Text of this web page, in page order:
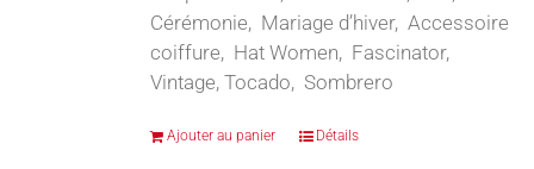
Cérémonie, Mariage d’hiver, Accessoire
coiffure, Hat Women, Fascinator,
Vintage, Tocado, Sombrero
Ajouter au panier Détails